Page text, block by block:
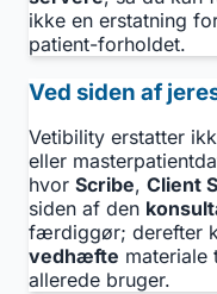
ikke en erstatning
patient-forholdet.
Ved siden af
Vetibility erstatter
eller
hvor Scribe, Client
siden af den
færdiggør; derefter
vedhæfte materiale
allerede bruger.